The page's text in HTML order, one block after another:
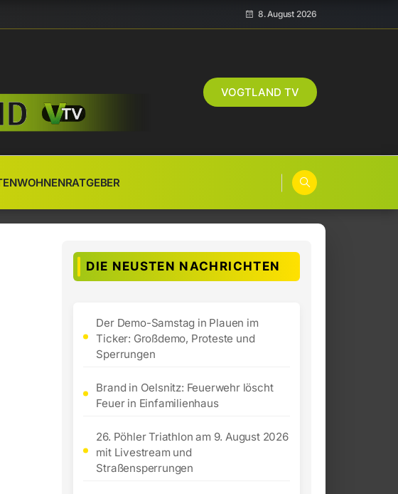
8. August 2026
VOGTLAND TV
WOHNENRATGEBER
DIE NEUSTEN NACHRICHTEN
Der Demo-Samstag in Plauen im
Ticker: Großdemo, Proteste und
Sperrungen
Brand in Oelsnitz: Feuerwehr löscht
Feuer in Einfamilienhaus
26. Pöhler Triathlon am 9. August 2026
mit Livestream und
Straßensperrungen